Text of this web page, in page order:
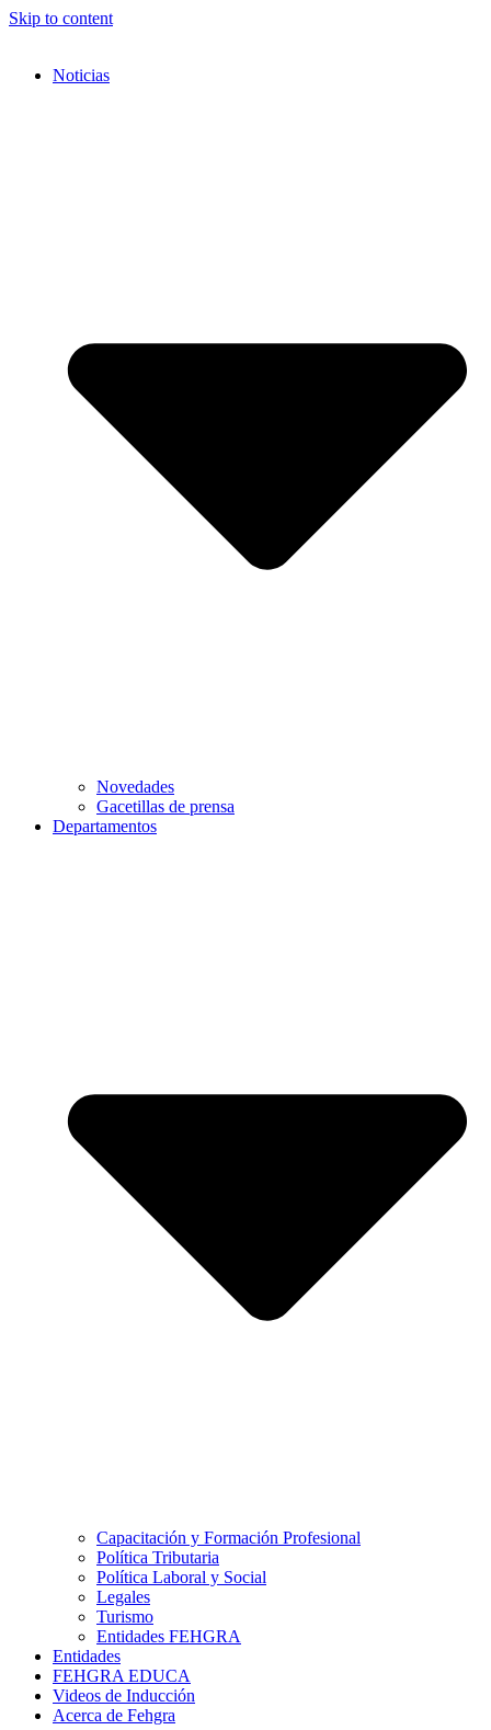
Skip to content
Noticias
Novedades
Gacetillas de prensa
Departamentos
Capacitación y Formación Profesional
Política Tributaria
Política Laboral y Social
Legales
Turismo
Entidades FEHGRA
Entidades
FEHGRA EDUCA
Videos de Inducción
Acerca de Fehgra